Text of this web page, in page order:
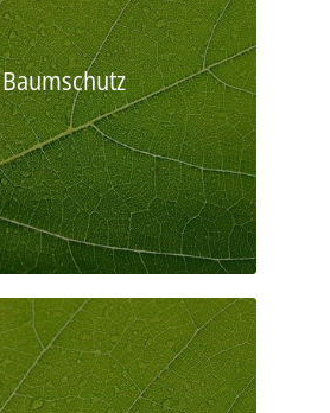
Baumschutz